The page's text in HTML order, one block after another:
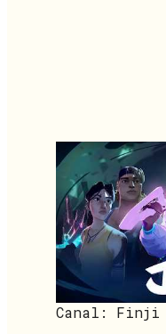
Canal: Finji